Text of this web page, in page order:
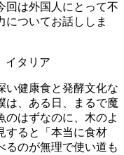
回は外国人にとって不
についてお話ししま
い健康食と発酵文化な
は、ある日、まるで魔
のはずなのに、木のよ
すると「本当に食材
るのが無理で使い道も